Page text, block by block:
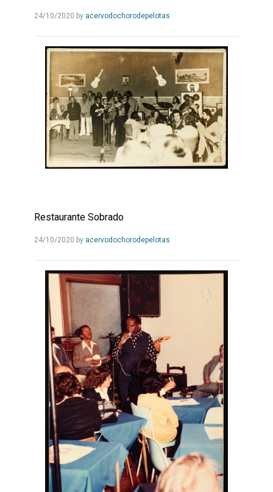
24/10/2020 by acervodochorodepelotasLeia
Restaurante Sobrado
24/10/2020 by acervodochorodepelotasLeia